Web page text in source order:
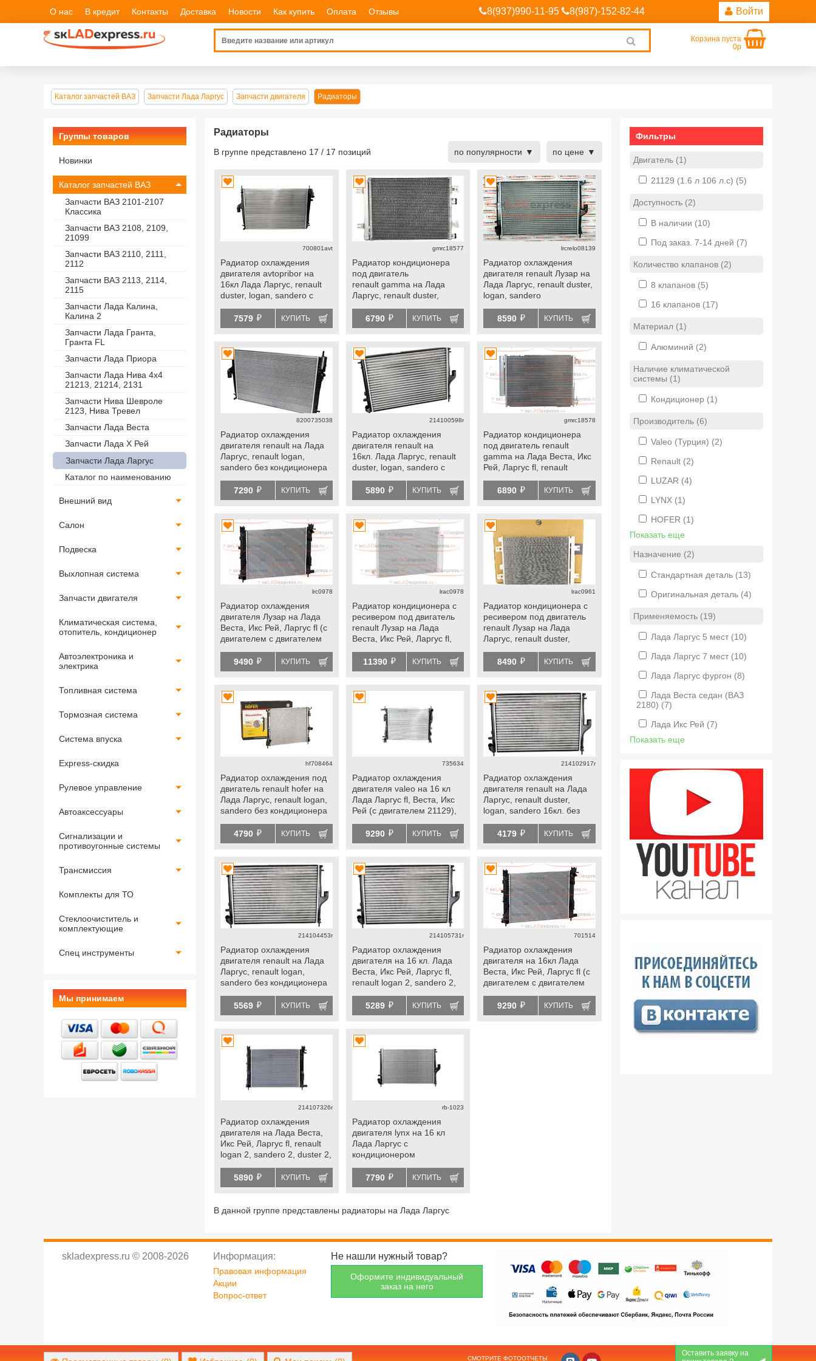
О нас В кредит Контакты Доставка Новости Как купить Оплата Отзывы 8(937)990-11-95 8(987)-152-82-44 Войти
search
Корзина пуста
0р
Каталог запчастей ВАЗ Запчасти Лада Ларгус Запчасти двигателя Радиаторы
Группы товаров
Новинки
Каталог запчастей ВАЗ
Запчасти ВАЗ 2101-2107
Классика
Запчасти ВАЗ 2108, 2109,
21099
Запчасти ВАЗ 2110, 2111,
2112
Запчасти ВАЗ 2113, 2114,
2115
Запчасти Лада Калина,
Калина 2
Запчасти Лада Гранта,
Гранта FL
Запчасти Лада Приора
Запчасти Лада Нива 4х4
21213, 21214, 2131
Запчасти Нива Шевроле
2123, Нива Тревел
Запчасти Лада Веста
Запчасти Лада Х Рей
Запчасти Лада Ларгус
Каталог по наименованию
Внешний вид
Салон
Подвеска
Выхлопная система
Запчасти двигателя
Климатическая система,
отопитель, кондиционер
Автоэлектроника и
электрика
Топливная система
Тормозная система
Система впуска
Express-скидка
Рулевое управление
Автоаксессуары
Сигнализации и
противоугонные системы
Трансмиссия
Комплекты для ТО
Стеклоочиститель и
комплектующие
Спец инструменты
Мы принимаем
Радиаторы
В группе представлено 17 / 17 позиций по популярности по цене
700801avt
Радиатор охлаждения
двигателя avtopribor на
16кл Лада Ларгус, renault
duster, logan, sandero с
двигателем renault
7579 й КУПИТЬ
gmrc18577
Радиатор кондиционера
под двигатель
renault gamma на Лада
Ларгус, renault duster,
6790 й КУПИТЬ
lrcrelo08139
Радиатор охлаждения
двигателя renault Лузар на
Лада Ларгус, renault duster,
logan, sandero
8590 й КУПИТЬ
8200735038
Радиатор охлаждения
двигателя renault на Лада
Ларгус, renault logan,
sandero без кондиционера
7290 й КУПИТЬ
214100598r
Радиатор охлаждения
двигателя renault на
16кл. Лада Ларгус, renault
duster, logan, sandero с
5890 й КУПИТЬ
gmrc18578
Радиатор кондиционера
под двигатель renault
gamma на Лада Веста, Икс
Рей, Ларгус fl, renault
sandero 2, arkana, kaptur
6890 й КУПИТЬ
lrc0978
Радиатор охлаждения
двигателя Лузар на Лада
Веста, Икс Рей, Ларгус fl (с
двигателем с двигателем
21129), renault duster 2,
logan 2, sandero 2, arkana,
kaptur
9490 й КУПИТЬ
lrac0978
Радиатор кондиционера с
ресивером под двигатель
renault Лузар на Лада
Веста, Икс Рей, Ларгус fl,
renault duster, duster 2,
logan 2, sandero 2, kaptur,
arkana
11390 й КУПИТЬ
lrac0961
Радиатор кондиционера с
ресивером под двигатель
renault Лузар на Лада
Ларгус, renault duster,
logan, sandero
8490 й КУПИТЬ
hf708464
Радиатор охлаждения под
двигатель renault hofer на
Лада Ларгус, renault logan,
sandero без кондиционера
4790 й КУПИТЬ
735634
Радиатор охлаждения
двигателя valeo на 16 кл
Лада Ларгус fl, Веста, Икс
Рей (с двигателем 21129),
sandero 2, arkana, kaptur
9290 й КУПИТЬ
214102917r
Радиатор охлаждения
двигателя renault на Лада
Ларгус, renault duster,
logan, sandero 16кл. без
кондиционером
4179 й КУПИТЬ
214104453r
Радиатор охлаждения
двигателя renault на Лада
Ларгус, renault logan,
sandero без кондиционера
5569 й КУПИТЬ
214105731r
Радиатор охлаждения
двигателя на 16 кл. Лада
Веста, Икс Рей, Ларгус fl,
renault logan 2, sandero 2,
5289 й КУПИТЬ
701514
Радиатор охлаждения
двигателя на 16кл Лада
Веста, Икс Рей, Ларгус fl (с
двигателем с двигателем
logan 2, sandero 2, arkana,
kaptur
9290 й КУПИТЬ
214107326r
Радиатор охлаждения
двигателя на Лада Веста,
Икс Рей, Ларгус fl, renault
logan 2, sandero 2, duster 2,
5890 й КУПИТЬ
rb-1023
Радиатор охлаждения
двигателя lynx на 16 кл
Лада Ларгус с
кондиционером
7790 й КУПИТЬ
В данной группе представлены радиаторы на Лада Ларгус
Фильтры
Двигатель (1)
21129 (1.6 л 106 л.с) (5)
Доступность (2)
В наличии (10)
Под заказ. 7-14 дней (7)
Количество клапанов (2)
8 клапанов (5)
16 клапанов (17)
Материал (1)
Алюминий (2)
Наличие климатической
системы (1)
Кондиционер (1)
Производитель (6)
Valeo (Турция) (2)
Renault (2)
LUZAR (4)
LYNX (1)
HOFER (1)
Показать еще
Назначение (2)
Стандартная деталь (13)
Оригинальная деталь (4)
Применяемость (19)
Лада Ларгус 5 мест (10)
Лада Ларгус 7 мест (10)
Лада Ларгус фургон (8)
Лада Веста седан (ВАЗ
2180) (7)
Лада Икс Рей (7)
Показать еще
skladexpress.ru © 2008-2026 Информация:
Правовая информация
Акции
Вопрос-ответ
Не нашли нужный товар?
Оформите индивидуальный
заказ на него
СМОТРИТЕ ФОТООТЧЕТЫ
Оставить заявку на